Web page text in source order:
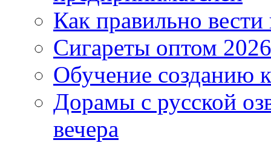
Как правильно
Сигареты оптом
Обучение созданию
Дорамы с русской
вечера